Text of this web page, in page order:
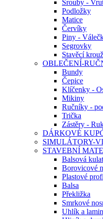
Šrouby -
Podložky
Matice
Červíky
Piny -
Segrovky
Stavěcí
OBLEČENÍ-
Bundy
Čepice
Klíčenky -
Mikiny
Ručníky -
Trička
Zástěry -
DÁRKOVÉ
SIMULÁTORY-
STAVEBNÍ
Balsová
Borovicové
Plastové
Balsa
Překližka
Smrkové
Uhlík a